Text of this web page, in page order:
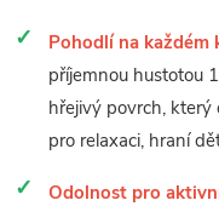
Pohodlí na každém
příjemnou hustotou
hřejivý povrch, který
pro relaxaci, hraní
Odolnost pro